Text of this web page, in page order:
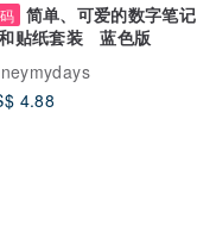
简单、可爱的数字笔记
贴纸套装 蓝色版
4.88